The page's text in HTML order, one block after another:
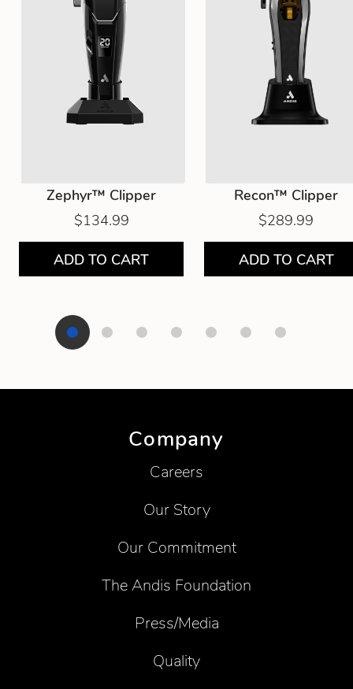
Zephyr™ Clipper
$134.99
ADD TO CART
Recon™ Clipper
$289.99
ADD TO CART
Company
Careers
Our Story
Our Commitment
The Andis Foundation
Press/Media
Quality